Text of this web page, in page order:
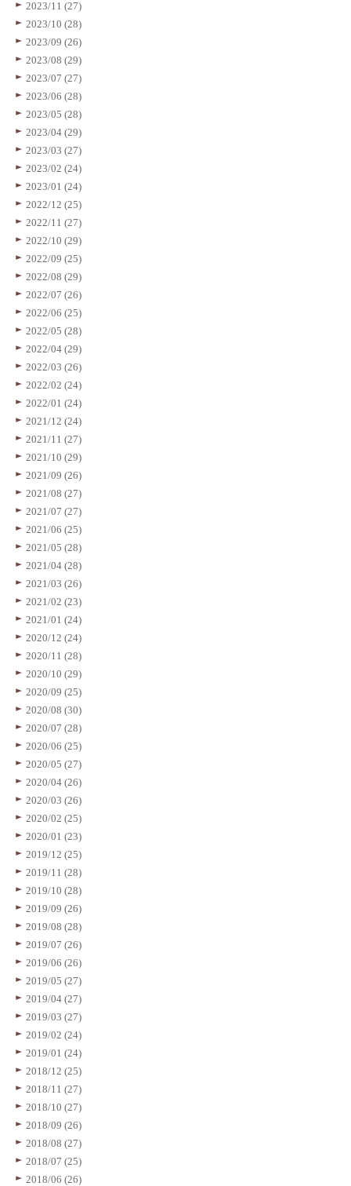
2023/11 (27)
2023/10 (28)
2023/09 (26)
2023/08 (29)
2023/07 (27)
2023/06 (28)
2023/05 (28)
2023/04 (29)
2023/03 (27)
2023/02 (24)
2023/01 (24)
2022/12 (25)
2022/11 (27)
2022/10 (29)
2022/09 (25)
2022/08 (29)
2022/07 (26)
2022/06 (25)
2022/05 (28)
2022/04 (29)
2022/03 (26)
2022/02 (24)
2022/01 (24)
2021/12 (24)
2021/11 (27)
2021/10 (29)
2021/09 (26)
2021/08 (27)
2021/07 (27)
2021/06 (25)
2021/05 (28)
2021/04 (28)
2021/03 (26)
2021/02 (23)
2021/01 (24)
2020/12 (24)
2020/11 (28)
2020/10 (29)
2020/09 (25)
2020/08 (30)
2020/07 (28)
2020/06 (25)
2020/05 (27)
2020/04 (26)
2020/03 (26)
2020/02 (25)
2020/01 (23)
2019/12 (25)
2019/11 (28)
2019/10 (28)
2019/09 (26)
2019/08 (28)
2019/07 (26)
2019/06 (26)
2019/05 (27)
2019/04 (27)
2019/03 (27)
2019/02 (24)
2019/01 (24)
2018/12 (25)
2018/11 (27)
2018/10 (27)
2018/09 (26)
2018/08 (27)
2018/07 (25)
2018/06 (26)